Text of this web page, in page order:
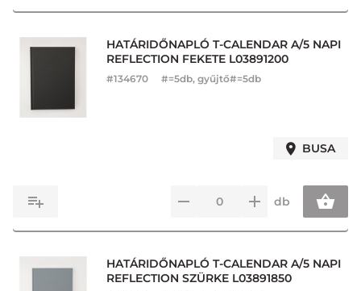
HATÁRIDŐNAPLÓ T-CALENDAR A/5 NAPI
REFLECTION FEKETE L03891200
#134670 #=5db, gyűjtő#=5db
BUSA
db
HATÁRIDŐNAPLÓ T-CALENDAR A/5 NAPI
REFLECTION SZÜRKE L03891850